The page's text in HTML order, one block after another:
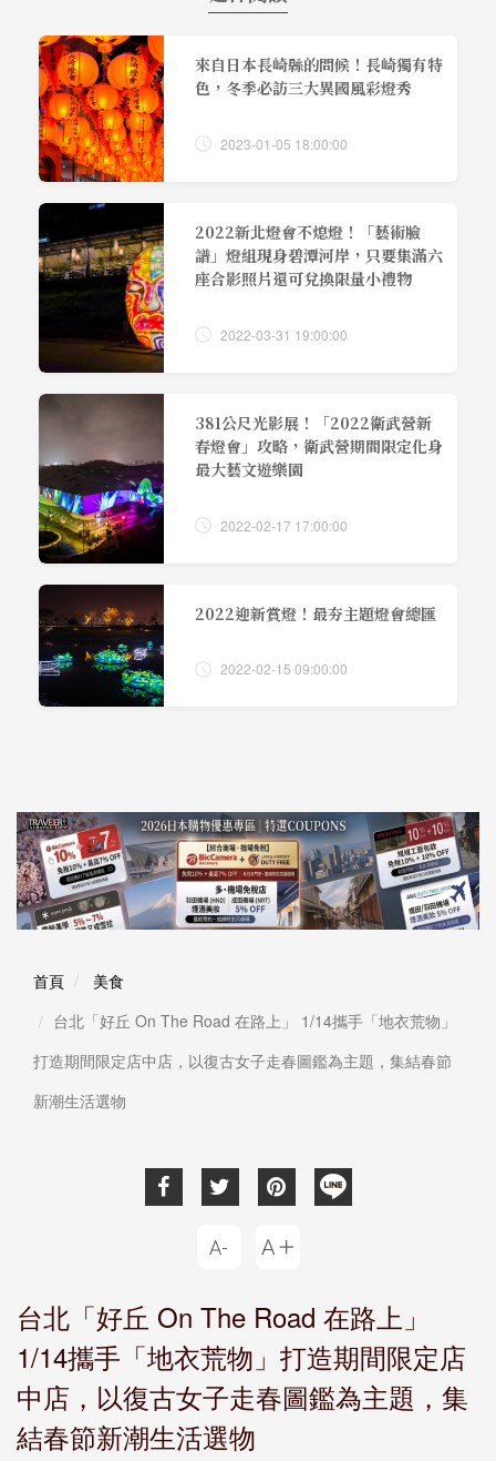
來自日本長崎縣的問候！長崎獨有特
色，冬季必訪三大異國風彩燈秀
2023-01-05 18:00:00
2022新北燈會不熄燈！「藝術臉
譜」燈組現身碧潭河岸，只要集滿六
座合影照片還可兌換限量小禮物
2022-03-31 19:00:00
381公尺光影展！「2022衛武營新
春燈會」攻略，衛武營期間限定化身
最大藝文遊樂園
2022-02-17 17:00:00
2022迎新賞燈！最夯主題燈會總匯
2022-02-15 09:00:00
首頁
美食
台北「好丘 On The Road 在路上」 1/14攜手「地衣荒物」
打造期間限定店中店，以復古女子走春圖鑑為主題，集結春節
新潮生活選物
台北「好丘 On The Road 在路上」
1/14攜手「地衣荒物」打造期間限定店
中店，以復古女子走春圖鑑為主題，集
結春節新潮生活選物